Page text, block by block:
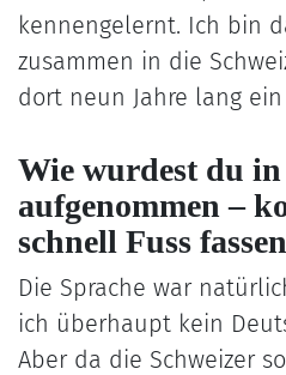
kennengelernt. Ich bin
zusammen in die
dort neun Jahre lang
Wie wurdest du in
aufgenommen –
schnell Fuss
Die Sprache war
ich überhaupt kein
Aber da die Schweizer